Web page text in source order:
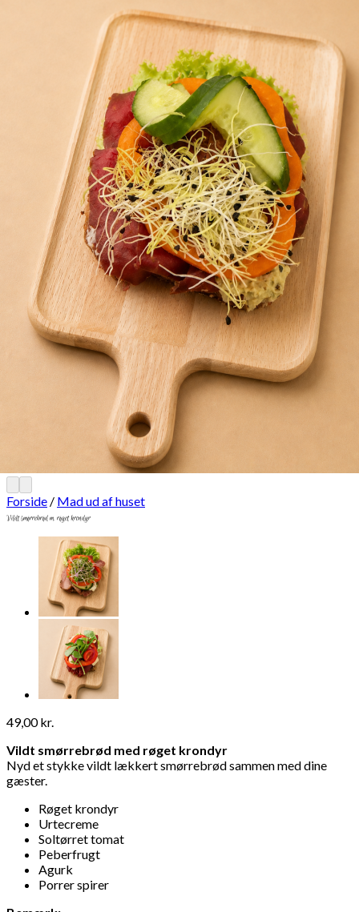
Forside / Mad ud af huset
Vildt smørrebrød m. røget krondyr
49,00kr.
Vildt smørrebrød med røget krondyr
Nyd et stykke vildt lækkert smørrebrød sammen med dine
gæster.
Røget krondyr
Urtecreme
Soltørret tomat
Peberfrugt
Agurk
Porrer spirer